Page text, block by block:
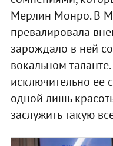
Мерлин Монро. В
превалировала
зарождало в ней
вокальном
исключительно ее
одной лишь
заслужить такую